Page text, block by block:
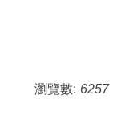
瀏覽數: 6257